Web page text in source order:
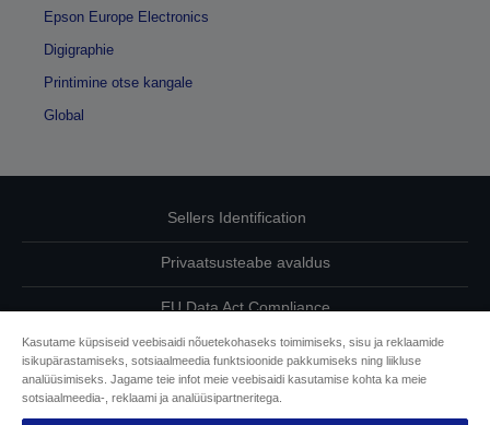
Epson Europe Electronics
Digigraphie
Printimine otse kangale
Global
Sellers Identification
Privaatsusteabe avaldus
EU Data Act Compliance
Võtke meiega oma andmete osas ühendust
Cookie Information
Kasutame küpsiseid veebisaidi nõuetekohaseks toimimiseks, sisu ja reklaamide
isikupärastamiseks, sotsiaalmeedia funktsioonide pakkumiseks ning liikluse
analüüsimiseks. Jagame teie infot meie veebisaidi kasutamise kohta ka meie
sotsiaalmeedia-, reklaami ja analüüsipartneritega.